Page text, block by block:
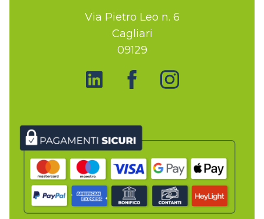
Via Pietro Leo n. 6
Cagliari
09129